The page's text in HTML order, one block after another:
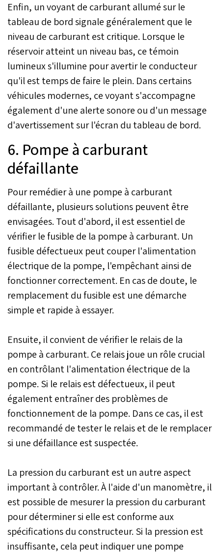
Enfin, un voyant de carburant allumé sur le
tableau de bord signale généralement que le
niveau de carburant est critique. Lorsque le
réservoir atteint un niveau bas, ce témoin
lumineux s'illumine pour avertir le conducteur
qu'il est temps de faire le plein. Dans certains
véhicules modernes, ce voyant s'accompagne
également d'une alerte sonore ou d'un message
d'avertissement sur l'écran du tableau de bord.
6. Pompe à carburant
défaillante
Pour remédier à une pompe à carburant
défaillante, plusieurs solutions peuvent être
envisagées. Tout d'abord, il est essentiel de
vérifier le fusible de la pompe à carburant. Un
fusible défectueux peut couper l'alimentation
électrique de la pompe, l'empêchant ainsi de
fonctionner correctement. En cas de doute, le
remplacement du fusible est une démarche
simple et rapide à essayer.
Ensuite, il convient de vérifier le relais de la
pompe à carburant. Ce relais joue un rôle crucial
en contrôlant l'alimentation électrique de la
pompe. Si le relais est défectueux, il peut
également entraîner des problèmes de
fonctionnement de la pompe. Dans ce cas, il est
recommandé de tester le relais et de le remplacer
si une défaillance est suspectée.
La pression du carburant est un autre aspect
important à contrôler. À l'aide d'un manomètre, il
est possible de mesurer la pression du carburant
pour déterminer si elle est conforme aux
spécifications du constructeur. Si la pression est
insuffisante, cela peut indiquer une pompe